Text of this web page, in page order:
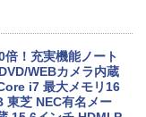
！充実機能ノート
WEBカメラ内蔵
i7 最大メモリ16
東芝 NEC有名メー